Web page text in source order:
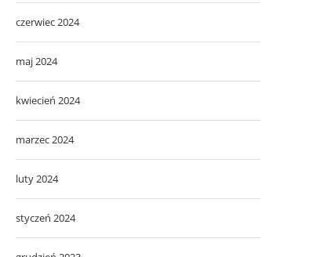
czerwiec 2024
maj 2024
kwiecień 2024
marzec 2024
luty 2024
styczeń 2024